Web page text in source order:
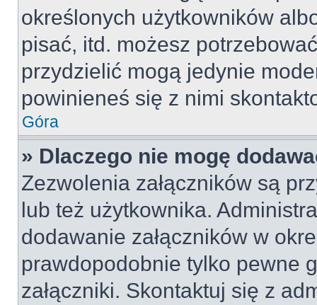
określonych użytkowników
pisać, itd. możesz
przydzielić mogą jedynie
powinieneś się z nimi
Góra
» Dlaczego nie mogę
Zezwolenia załączników są
lub też użytkownika.
dodawanie załączników w
prawdopodobnie tylko pewne
załączniki. Skontaktuj się z